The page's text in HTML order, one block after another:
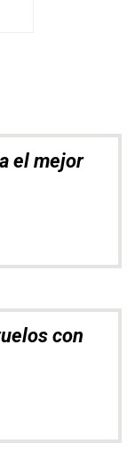
con
libertad